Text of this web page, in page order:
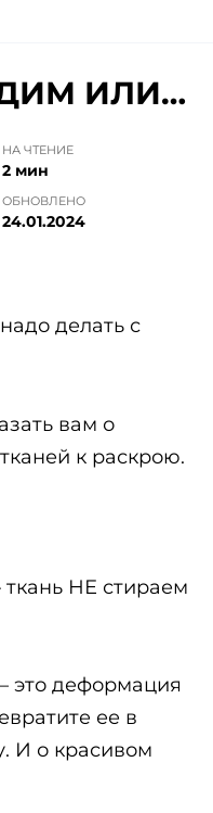
ИЛИ…
НА ЧТЕНИЕ
2 мин
ОБНОВЛЕНО
24.01.2024
делать с
вам о
к раскрою.
НЕ стираем
это деформация
ее в
И о красивом